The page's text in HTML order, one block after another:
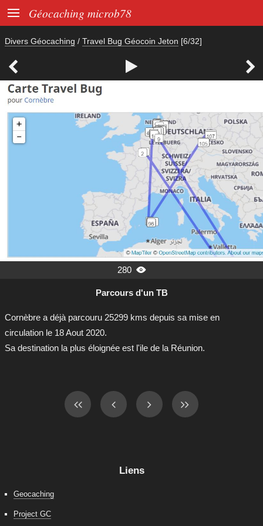
 Géocaching microb78
Divers Géocaching / Travel Bug Géocoin Jeton [6/32]
  
280 
Parcours d'un TB
Cornèbre a déjà parcouru 25299 kms depuis sa mise en
circulation le 18 Aout 2020.
Sa destination la plus éloignée est l'ile de la Réunion.
Liens
Geocaching
Project GC